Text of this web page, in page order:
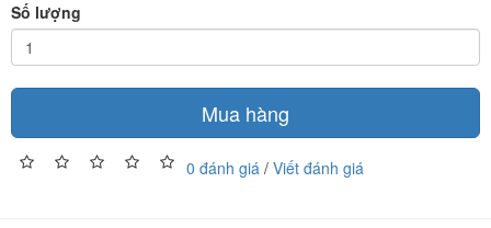
Số lượng
Mua hàng
0 đánh giá / Viết đánh giá